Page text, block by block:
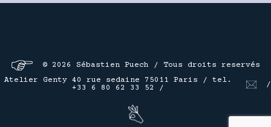
© 2026 Sébastien Puech / Tous droits reservés
Atelier Genty 40 rue sedaine 75011 Paris / tel.
+33 6 80 62 33 52 /
/